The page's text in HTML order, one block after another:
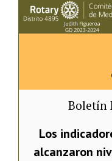
Boletín
Los
alcanzaron